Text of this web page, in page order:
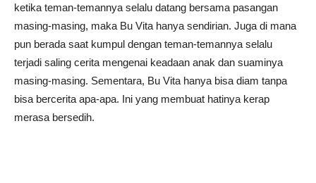
ketika teman-temannya selalu datang bersama pasangan
masing-masing, maka Bu Vita hanya sendirian. Juga di mana
pun berada saat kumpul dengan teman-temannya selalu
terjadi saling cerita mengenai keadaan anak dan suaminya
masing-masing. Sementara, Bu Vita hanya bisa diam tanpa
bisa bercerita apa-apa. Ini yang membuat hatinya kerap
merasa bersedih.